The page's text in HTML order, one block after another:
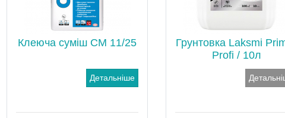
Клеюча суміш СМ 11/25
Детальніше
Грунтовка Laksmi
Profi / 10л